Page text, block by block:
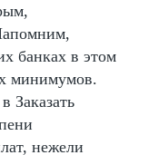
банках в этом
минимумов.
Заказать
нежели